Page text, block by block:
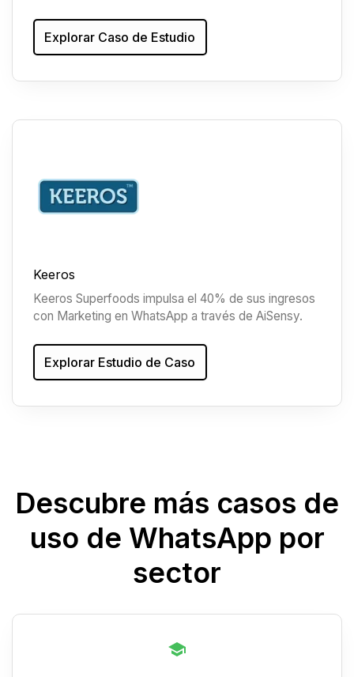
Explorar Caso de Estudio
Keeros
Keeros Superfoods impulsa el 40% de sus ingresos
con Marketing en WhatsApp a través de AiSensy.
Explorar Estudio de Caso
Descubre más casos de
uso de WhatsApp por
sector